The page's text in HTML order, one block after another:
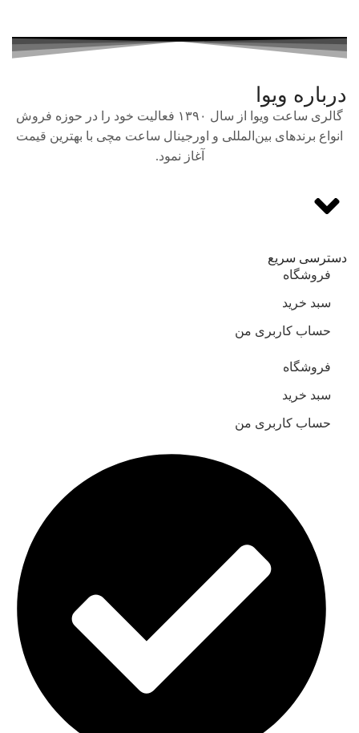
درباره ویوا
گالری ساعت ویوا از سال ۱۳۹۰ فعالیت خود را در حوزه فروش
انواع برندهای بین‌المللی و اورجینال ساعت مچی با بهترین قیمت
آغاز نمود.
دسترسی سریع
فروشگاه
سبد خرید
حساب کاربری من
فروشگاه
سبد خرید
حساب کاربری من